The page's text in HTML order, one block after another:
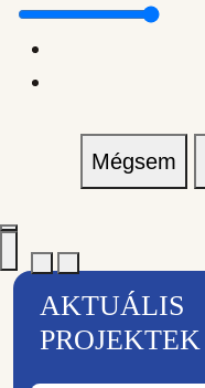
Mégsem
AKTUÁLIS
PROJEKTEK